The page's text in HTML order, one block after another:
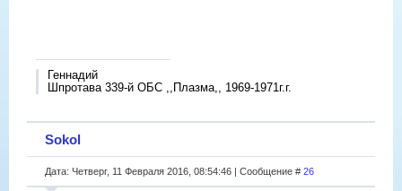
Геннадий
Шпротава 339-й ОБС ,,Плазма,, 1969-1971г.г.
Sokol
Дата: Четверг, 11 Февраля 2016, 08:54:46 | Сообщение # 26